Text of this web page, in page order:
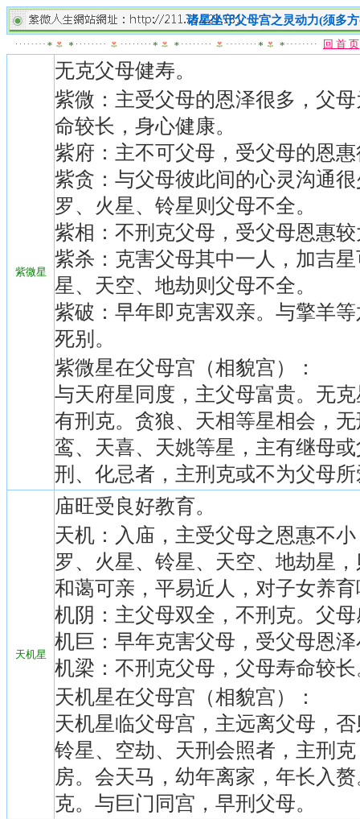
诸星坐守父母宫之灵动力(须多
回 首 页
紫微星
无克父母健寿。
紫微：主受父母的恩泽很多，父
命较长，身心健康。
紫府：主不可父母，受父母的恩
紫贪：与父母彼此间的心灵沟通
罗、火星、铃星则父母不全。
紫相：不刑克父母，受父母恩惠
紫杀：克害父母其中一人，加吉
星、天空、地劫则父母不全。
紫破：早年即克害双亲。与擎羊
死别。
紫微星在父母宫（相貌宫）：
与天府星同度，主父母富贵。无
有刑克。贪狼、天相等星相会，
鸾、天喜、天姚等星，主有继母
刑、化忌者，主刑克或不为父母
天机星
庙旺受良好教育。
天机：入庙，主受父母之恩惠不
罗、火星、铃星、天空、地劫星
和蔼可亲，平易近人，对子女养
机阴：主父母双全，不刑克。父
机巨：早年克害父母，受父母恩
机梁：不刑克父母，父母寿命较
天机星在父母宫（相貌宫）：
天机星临父母宫，主远离父母，
铃星、空劫、天刑会照者，主刑
房。会天马，幼年离家，年长入
克。与巨门同宫，早刑父母。